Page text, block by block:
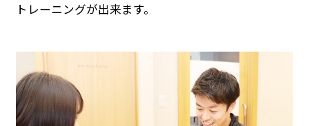
トレーニングが出来ます。